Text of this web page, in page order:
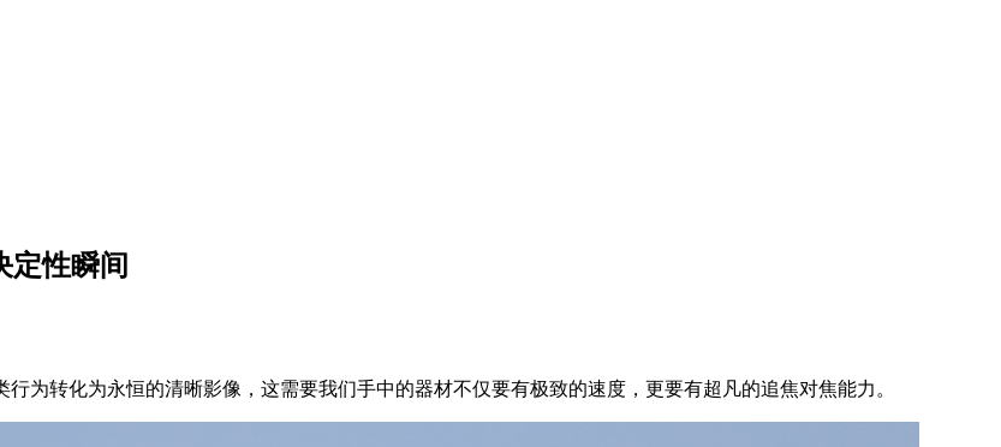
定性瞬间
为转化为永恒的清晰影像，这需要我们手中的器材不仅要有极致的速度，更要有超凡的追焦对焦能力。